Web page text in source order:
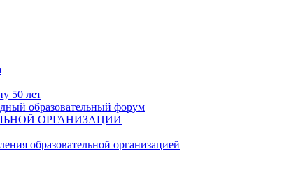
50 лет
образовательный форум
ОРГАНИЗАЦИИ
образовательной организацией